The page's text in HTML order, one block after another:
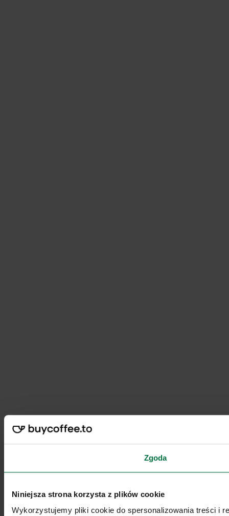
Zgoda
Niniejsza strona korzysta z plików cookie
Wykorzystujemy pliki cookie do spersonalizowania treści i